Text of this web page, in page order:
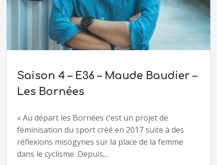
Saison 4 – E36 – Maude Baudier –
Les Bornées
« Au départ les Bornées c’est un projet de
féminisation du sport créé en 2017 suite à des
réflexions misogynes sur la place de la femme
dans le cyclisme. Depuis,...